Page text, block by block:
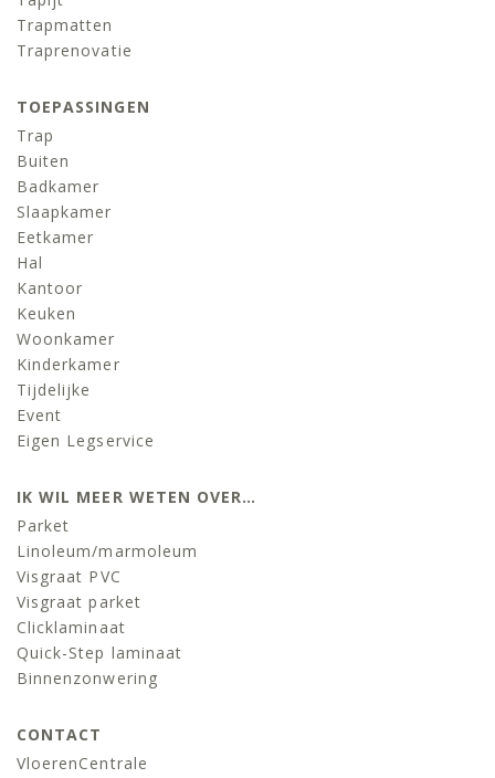
Trapmatten
Traprenovatie
TOEPASSINGEN
Trap
Buiten
Badkamer
Slaapkamer
Eetkamer
Hal
Kantoor
Keuken
Woonkamer
Kinderkamer
Tijdelijke
Event
Eigen Legservice
IK WIL MEER WETEN OVER…
Parket
Linoleum/marmoleum
Visgraat PVC
Visgraat parket
Clicklaminaat
Quick-Step laminaat
Binnenzonwering
CONTACT
VloerenCentrale